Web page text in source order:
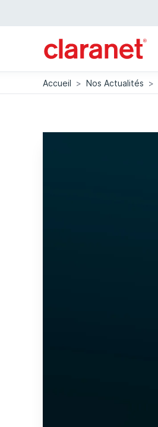
Accueil > Nos Actualités >